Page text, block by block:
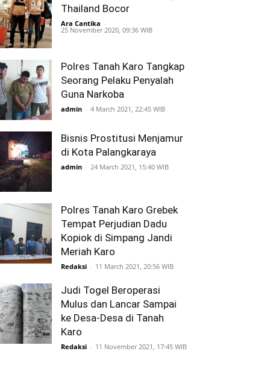
Thailand Bocor
Ara Cantika -
25 November 2020, 09:36 WIB
Polres Tanah Karo Tangkap
Seorang Pelaku Penyalah
Guna Narkoba
admin - 4 March 2021, 22:45 WIB
Bisnis Prostitusi Menjamur
di Kota Palangkaraya
admin - 24 March 2021, 15:40 WIB
Polres Tanah Karo Grebek
Tempat Perjudian Dadu
Kopiok di Simpang Jandi
Meriah Karo
Redaksi - 11 March 2021, 20:56 WIB
Judi Togel Beroperasi
Mulus dan Lancar Sampai
ke Desa-Desa di Tanah
Karo
Redaksi - 11 November 2021, 17:45 WIB